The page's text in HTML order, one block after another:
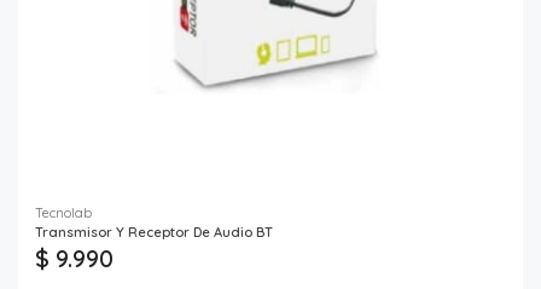
Tecnolab
Transmisor Y Receptor De Audio BT
$ 9.990